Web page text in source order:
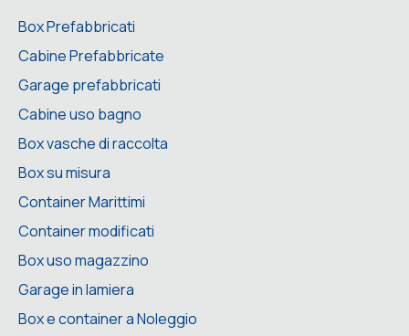
Box Prefabbricati
Cabine Prefabbricate
Garage prefabbricati
Cabine uso bagno
Box vasche di raccolta
Box su misura
Container Marittimi
Container modificati
Box uso magazzino
Garage in lamiera
Box e container a Noleggio